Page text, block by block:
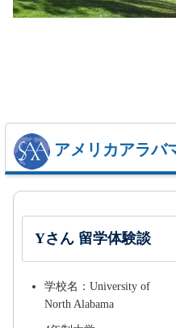
アメリカアラバ
Yさん 留学体験談
学校名：University of
North Alabama